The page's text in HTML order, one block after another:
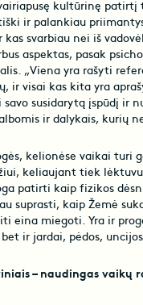
kultūrinę
ir palankiau
svarbiau nei iš
aspektas, pasak
„Viena yra rašyti
ir visai kas kita yra
savo susidarytą įspūdį ir
ir dalykais, kurių
kelionėse vaikai
keliaujant tiek
patirti kaip fizikos
suprasti, kaip Žemė
eina miegoti. Yra ir
ir jardai, pėdos,
– naudingas vaikų